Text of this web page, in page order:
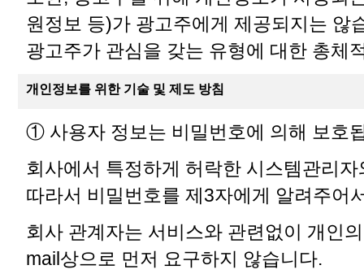
원정보 등)가 광고주에게 제공되지는 않
광고주가 관심을 갖는 유형에 대한 총체
개인정보를 위한 기술 및 제도 방침
① 사용자 정보는 비밀번호에 의해 보호
회사에서 특정하게 허락한 시스템관리
따라서 비밀번호를 제3자에게 알려주어
회사 관계자는 서비스와 관련없이 개인
mail상으로 먼저 요구하지 않습니다.